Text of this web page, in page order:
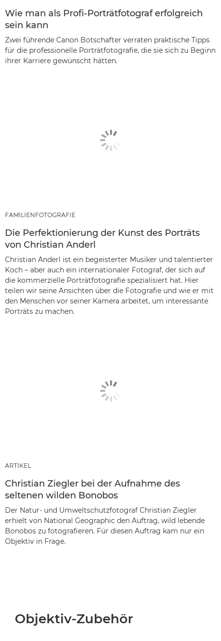
Wie man als Profi-Porträtfotograf erfolgreich
sein kann
Zwei führende Canon Botschafter verraten praktische Tipps
für die professionelle Porträtfotografie, die sie sich zu Beginn
ihrer Karriere gewünscht hätten.
FAMILIENFOTOGRAFIE
Die Perfektionierung der Kunst des Porträts
von Christian Anderl
Christian Anderl ist ein begeisterter Musiker und talentierter
Koch – aber auch ein internationaler Fotograf, der sich auf
die kommerzielle Porträtfotografie spezialisiert hat. Hier
teilen wir seine Ansichten über die Fotografie und wie er mit
den Menschen vor seiner Kamera arbeitet, um interessante
Porträts zu machen.
ARTIKEL
Christian Ziegler bei der Aufnahme des
seltenen wilden Bonobos
Der Natur- und Umweltschutzfotograf Christian Ziegler
erhielt von National Geographic den Auftrag, wild lebende
Bonobos zu fotografieren. Für diesen Auftrag kam nur ein
Objektiv in Frage.
Objektiv-Zubehör